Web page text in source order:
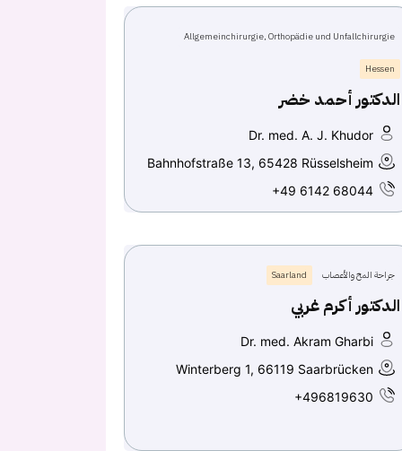
Allgemeinchirurgie, Orthopädie und Unfallchirurgie
Hessen
الدكتور أحمد خضر
Dr. med. A. J. Khudor
Bahnhofstraße 13, 65428 Rüsselsheim
+49 6142 68044
جراحة المخ والأعصاب Saarland
الدكتور أكرم غربي
Dr. med. Akram Gharbi
Winterberg 1, 66119 Saarbrücken
+496819630